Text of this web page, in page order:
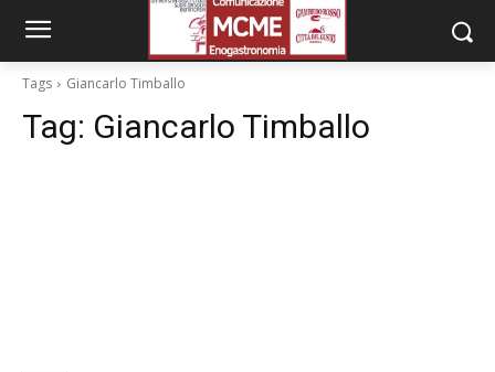
Tags Giancarlo Timballo
Tag: Giancarlo Timballo